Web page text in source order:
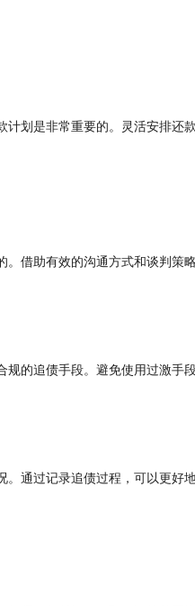
划是非常重要的。灵活安排还
助有效的沟通方式和谈判策略
追债手段。避免使用过激手段
过记录追债过程，可以更好